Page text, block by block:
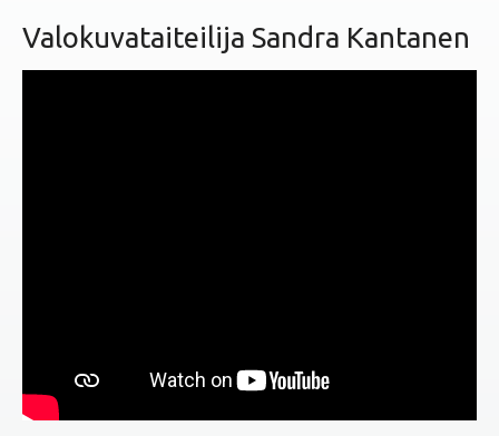
Valokuvataiteilija Sandra Kantanen